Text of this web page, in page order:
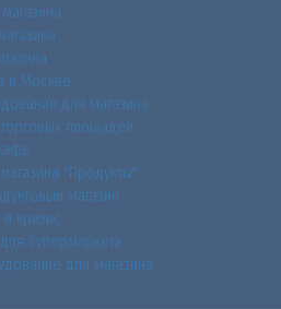
в Москве
для магазина
площадей
"Продукты"
магазин
кризис
супермаркета
для магазина